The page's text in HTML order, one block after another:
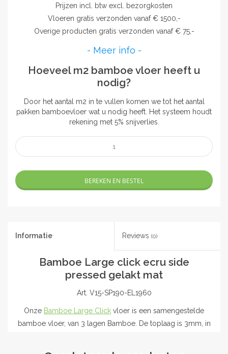
Prijzen incl. btw excl. bezorgkosten
Vloeren gratis verzonden vanaf € 1500,-
Overige producten gratis verzonden vanaf € 75,-
- Meer info -
Hoeveel m2 bamboe vloer heeft u
nodig?
Door het aantal m2 in te vullen komen we tot het aantal
pakken bamboevloer wat u nodig heeft. Het systeem houdt
rekening met 5% snijverlies.
BEREKEN EN BESTEL
Informatie Reviews (0)
Bamboe Large click ecru side
pressed gelakt mat
Art. V15-SP190-EL1960
Onze Bamboe Large Click vloer is een samengestelde
bamboe vloer, van 3 lagen Bamboe. De toplaag is 3mm, in